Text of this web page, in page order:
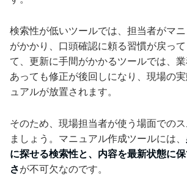
検索性が低いツールでは、担当者がマ
がかかり、口頭確認に頼る習慣が戻っ
て、更新に手間がかかるツールでは、
あっても修正が後回しになり、現場の
ュアルが放置されます。
そのため、現場担当者が使う場面での
ましょう。マニュアル作成ツールには、
に探せる検索性と、内容を最新状態に
さが不可欠なのです。